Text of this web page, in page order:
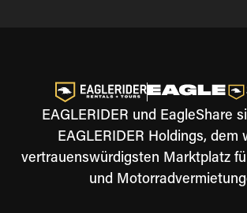
EAGLERIDER und EagleShare
EAGLERIDER Holdings, dem
vertrauenswürdigsten Marktplatz
und